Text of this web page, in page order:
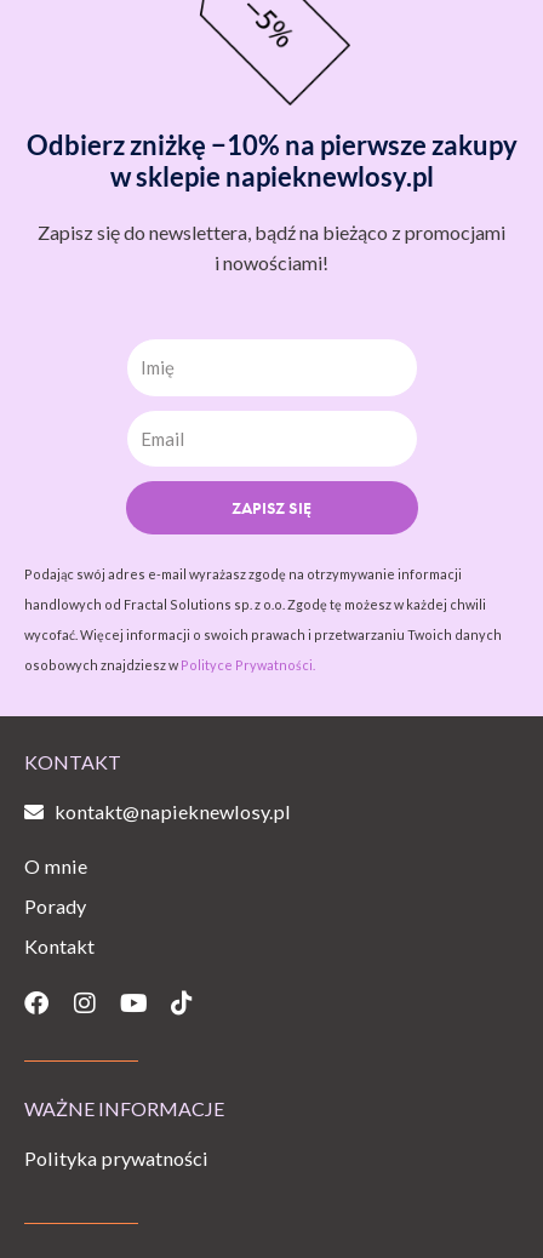
Odbierz zniżkę −10% na pierwsze zakupy
w sklepie napieknewlosy.pl
Zapisz się do newslettera, bądź na bieżąco z promocjami
i nowościami!
Imię
ZAPISZ SIĘ
Podając swój adres e-mail wyrażasz zgodę na otrzymywanie informacji
handlowych od Fractal Solutions sp. z o.o. Zgodę tę możesz w każdej chwili
wycofać. Więcej informacji o swoich prawach i przetwarzaniu Twoich danych
osobowych znajdziesz w Polityce Prywatności.
KONTAKT
kontakt@napieknewlosy.pl
O mnie
Porady
Kontakt
Facebook
Instagram
YoutubeTiktok
WAŻNE INFORMACJE
Polityka prywatności